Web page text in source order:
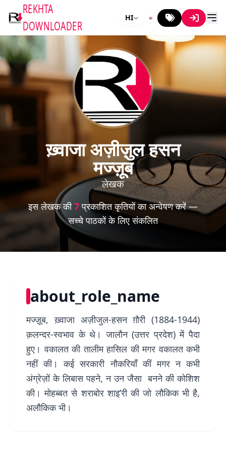
REKHTA
DOWNLOADER
HI
ख़्वाजा अज़ीज़ुल हसन
मज्ज़ूब
लेखक
इस लेखक की7प्रकाशित कृतियों का अन्वेषण करें —
सच्चे पाठकों के लिए संकलित
about_role_name
मज्ज़ूब, ख़्वाजा अज़ीजुल-हसन ग़ौरी (1884-1944)
क़लन्दर-स्वभाव के थे। जालौन (उत्तर प्रदेश) में पैदा
हुए। वकालत की तालीम हासिल की मगर वकालत कभी
नहीं की। कई सरकारी नौकरियाँ कीं मगर न कभी
अंग्रेज़ों के लिबास पहने, न उन जैसा बनने की कोशिश
की। मोहब्बत से शराबोर शाइ’री की जो लौकिक भी है,
अलौकिक भी।